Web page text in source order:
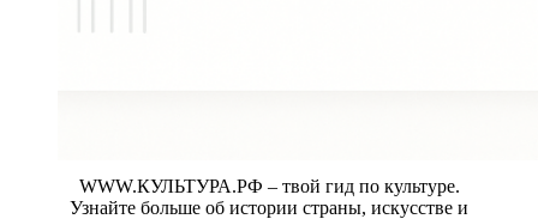
WWW.КУЛЬТУРА.РФ – твой гид по культуре.
Узнайте больше об истории страны, искусстве и